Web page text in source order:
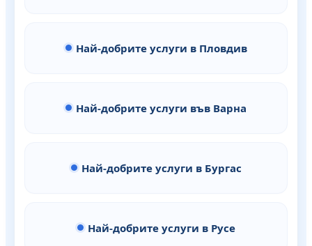
Най-добрите услуги в Пловдив
Най-добрите услуги във Варна
Най-добрите услуги в Бургас
Най-добрите услуги в Русе